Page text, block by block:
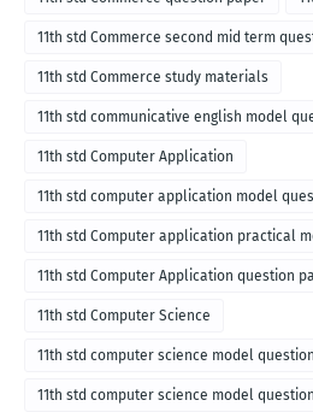
11th std Commerce second mid term
11th std Commerce study materials
11th std communicative english model
11th std Computer Application
11th std computer application model
11th std Computer application practical
11th std Computer Application question
11th std Computer Science
11th std computer science model
11th std computer science model